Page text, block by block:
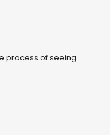
process of seeing